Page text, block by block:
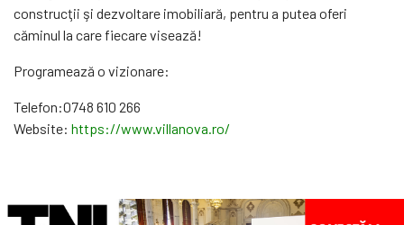
construcţii şi dezvoltare imobiliară, pentru a putea oferi
căminul la care fiecare visează!
Programează o vizionare:
Telefon:0748 610 266
Website: https://www.villanova.ro/